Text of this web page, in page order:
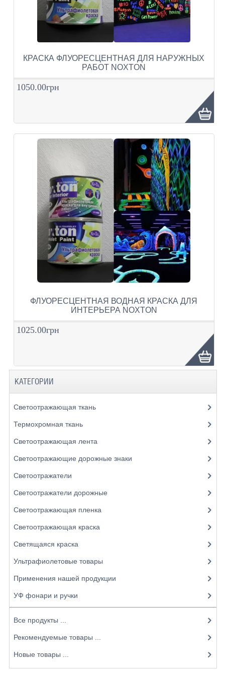
КРАСКА ФЛУОРЕСЦЕНТНАЯ ДЛЯ НАРУЖНЫХ
РАБОТ NOXTON
1050.00грн
ФЛУОРЕСЦЕНТНАЯ ВОДНАЯ КРАСКА ДЛЯ
ИНТЕРЬЕРА NOXTON
1025.00грн
КАТЕГОРИИ
Светоотражающая ткань
Термохромная ткань
Светоотражающая лента
Светоотражающие дорожные знаки
Светоотражатели
Светоотражатели дорожные
Светоотражающая пленка
Светоотражающая краска
Светящаяся краска
Ультрафиолетовые товары
Применения нашей продукции
УФ фонари и ручки
Все продукты ...
Рекомендуемые товары ...
Новые товары ...